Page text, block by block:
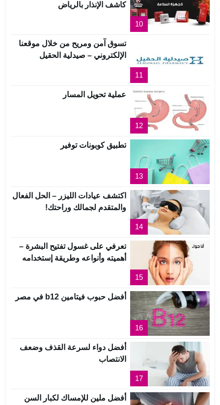
10
كاشف الإنذار بالرياض
11
تسوق آمن ومريح من خلال موقعنا
الإلكتروني – صيدلية الحقيل
12
عملية تحويل المسار
13
تطبيق كوبونات توفير
14
اكتشف عيادات الليزر – الحل الفعال
والمتقدم لجمالك وراحتك!
15
تعرفي على غسول تفتيح البشرة –
أهميته وأنواعه وطريقة إستخدامه
16
أفضل حبوب فيتامين b12 في مصر
17
أفضل دواء لسرعة القذف وضعف
الانتصاب
أفضل ملين للإمساك لكبار السن